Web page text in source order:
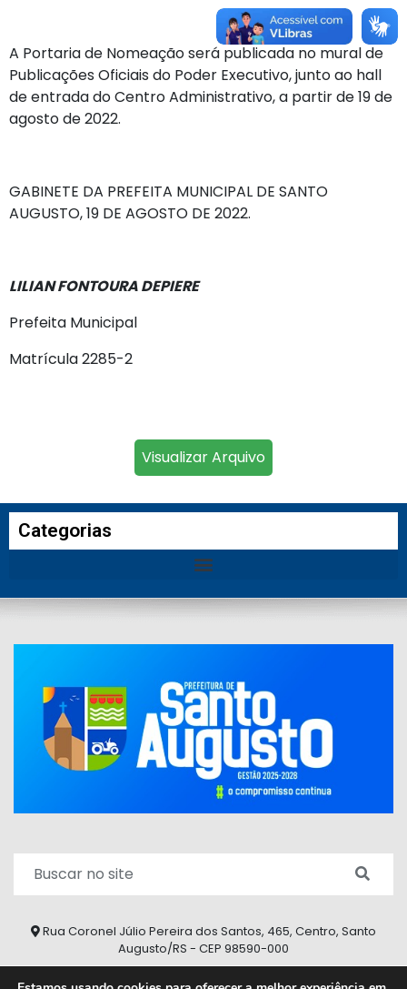
A Portaria de Nomeação será publicada no mural de
Publicações Oficiais do Poder Executivo, junto ao hall
de entrada do Centro Administrativo, a partir de 19 de
agosto de 2022.
GABINETE DA PREFEITA MUNICIPAL DE SANTO
AUGUSTO, 19 DE AGOSTO DE 2022.
LILIAN FONTOURA DEPIERE
Prefeita Municipal
Matrícula 2285-2
Visualizar Arquivo
Categorias
Rua Coronel Júlio Pereira dos Santos, 465, Centro, Santo
Augusto/RS - CEP 98590-000